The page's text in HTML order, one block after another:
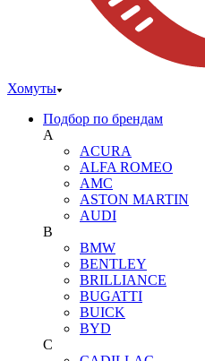
Хомуты
Подбор по брендам
A
ACURA
ALFA ROMEO
AMC
ASTON MARTIN
AUDI
B
BMW
BENTLEY
BRILLIANCE
BUGATTI
BUICK
BYD
C